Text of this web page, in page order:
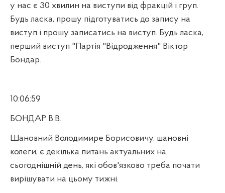
у нас є 30 хвилин на виступи від фракцій і груп.
Будь ласка, прошу підготуватись до запису на
виступ і прошу записатись на виступ. Будь ласка,
перший виступ "Партія "Відродження" Віктор
Бондар.
10:06:59
БОНДАР В.В.
Шановний Володимире Борисовичу, шановні
колеги, є декілька питань актуальних на
сьогоднішній день, які обов'язково треба почати
вирішувати на цьому тижні.